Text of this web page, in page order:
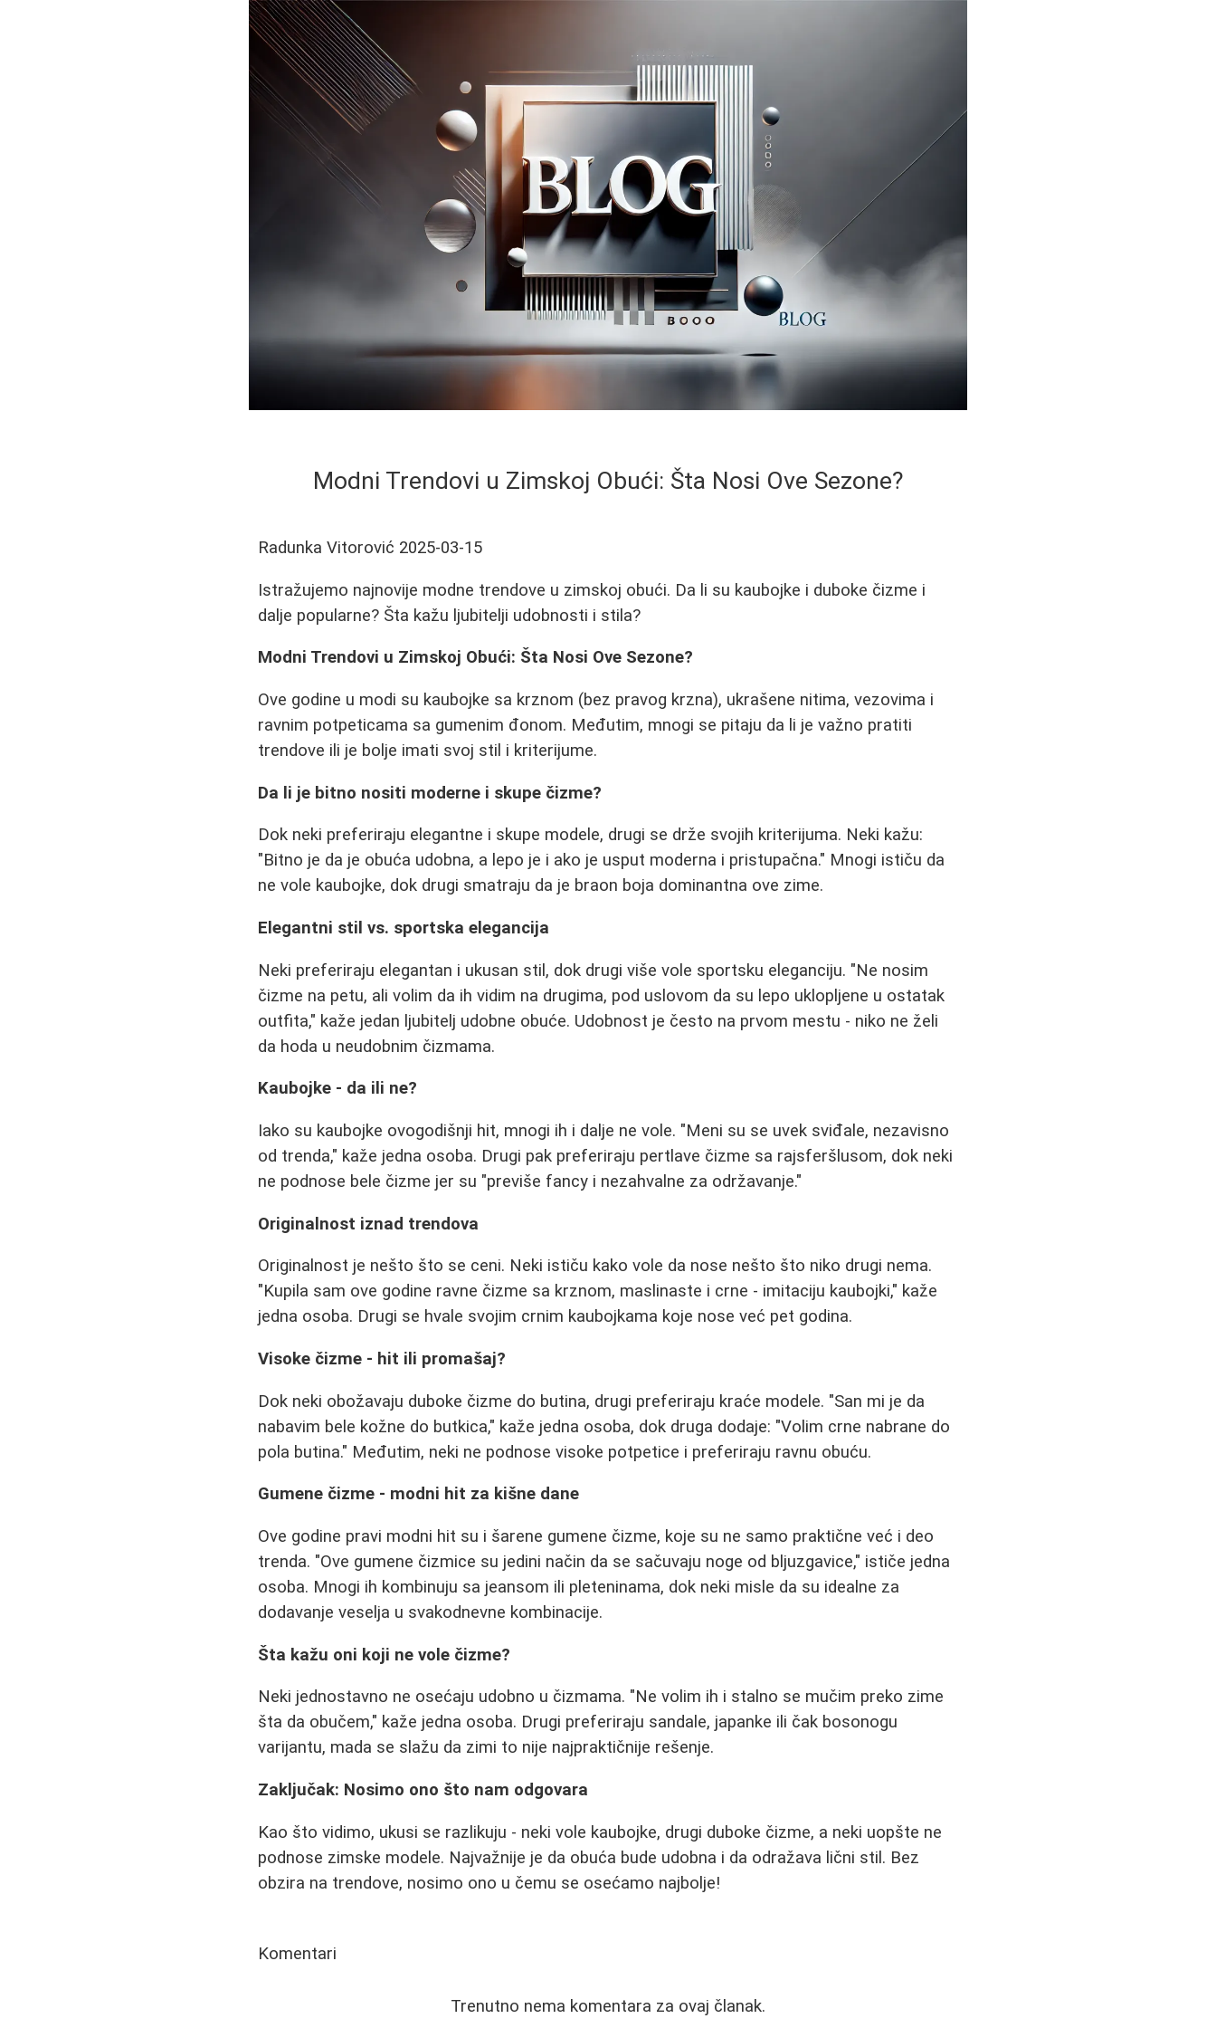
Modni Trendovi u Zimskoj Obući: Šta Nosi Ove Sezone?
Radunka Vitorović 2025-03-15
Istražujemo najnovije modne trendove u zimskoj obući. Da li su kaubojke i duboke čizme i
dalje popularne? Šta kažu ljubitelji udobnosti i stila?
Modni Trendovi u Zimskoj Obući: Šta Nosi Ove Sezone?
Ove godine u modi su kaubojke sa krznom (bez pravog krzna), ukrašene nitima, vezovima i
ravnim potpeticama sa gumenim đonom. Međutim, mnogi se pitaju da li je važno pratiti
trendove ili je bolje imati svoj stil i kriterijume.
Da li je bitno nositi moderne i skupe čizme?
Dok neki preferiraju elegantne i skupe modele, drugi se drže svojih kriterijuma. Neki kažu:
"Bitno je da je obuća udobna, a lepo je i ako je usput moderna i pristupačna." Mnogi ističu da
ne vole kaubojke, dok drugi smatraju da je braon boja dominantna ove zime.
Elegantni stil vs. sportska elegancija
Neki preferiraju elegantan i ukusan stil, dok drugi više vole sportsku eleganciju. "Ne nosim
čizme na petu, ali volim da ih vidim na drugima, pod uslovom da su lepo uklopljene u ostatak
outfita," kaže jedan ljubitelj udobne obuće. Udobnost je često na prvom mestu - niko ne želi
da hoda u neudobnim čizmama.
Kaubojke - da ili ne?
Iako su kaubojke ovogodišnji hit, mnogi ih i dalje ne vole. "Meni su se uvek sviđale, nezavisno
od trenda," kaže jedna osoba. Drugi pak preferiraju pertlave čizme sa rajsferšlusom, dok neki
ne podnose bele čizme jer su "previše fancy i nezahvalne za održavanje."
Originalnost iznad trendova
Originalnost je nešto što se ceni. Neki ističu kako vole da nose nešto što niko drugi nema.
"Kupila sam ove godine ravne čizme sa krznom, maslinaste i crne - imitaciju kaubojki," kaže
jedna osoba. Drugi se hvale svojim crnim kaubojkama koje nose već pet godina.
Visoke čizme - hit ili promašaj?
Dok neki obožavaju duboke čizme do butina, drugi preferiraju kraće modele. "San mi je da
nabavim bele kožne do butkica," kaže jedna osoba, dok druga dodaje: "Volim crne nabrane do
pola butina." Međutim, neki ne podnose visoke potpetice i preferiraju ravnu obuću.
Gumene čizme - modni hit za kišne dane
Ove godine pravi modni hit su i šarene gumene čizme, koje su ne samo praktične već i deo
trenda. "Ove gumene čizmice su jedini način da se sačuvaju noge od bljuzgavice," ističe jedna
osoba. Mnogi ih kombinuju sa jeansom ili pleteninama, dok neki misle da su idealne za
dodavanje veselja u svakodnevne kombinacije.
Šta kažu oni koji ne vole čizme?
Neki jednostavno ne osećaju udobno u čizmama. "Ne volim ih i stalno se mučim preko zime
šta da obučem," kaže jedna osoba. Drugi preferiraju sandale, japanke ili čak bosonogu
varijantu, mada se slažu da zimi to nije najpraktičnije rešenje.
Zaključak: Nosimo ono što nam odgovara
Kao što vidimo, ukusi se razlikuju - neki vole kaubojke, drugi duboke čizme, a neki uopšte ne
podnose zimske modele. Najvažnije je da obuća bude udobna i da odražava lični stil. Bez
obzira na trendove, nosimo ono u čemu se osećamo najbolje!
Komentari
Trenutno nema komentara za ovaj članak.